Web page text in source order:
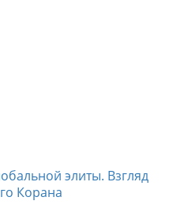
элиты. Взгляд
Корана